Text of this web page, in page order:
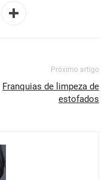
Próximo artigo
Franquias de limpeza de
estofados